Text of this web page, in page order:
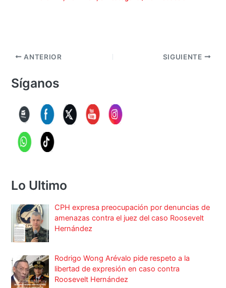
ANTERIOR SIGUIENTE
Síganos
Lo Ultimo
CPH expresa preocupación por denuncias de
amenazas contra el juez del caso Roosevelt
Hernández
Rodrigo Wong Arévalo pide respeto a la
libertad de expresión en caso contra
Roosevelt Hernández